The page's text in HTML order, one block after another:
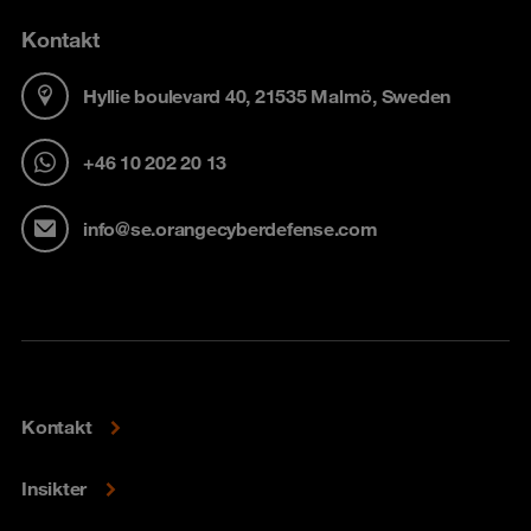
Kontakt
Hyllie boulevard 40, 21535 Malmö, Sweden
+46 10 202 20 13
info@se.orangecyberdefense.com
Kontakt
Insikter